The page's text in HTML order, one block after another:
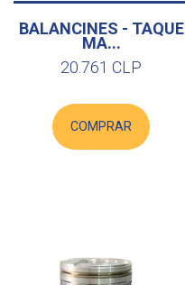
BALANCINES - TAQUE
MA...
20.761 CLP
COMPRAR